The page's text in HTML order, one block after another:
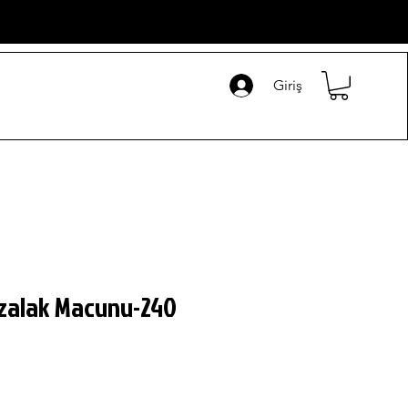
Giriş
Macunu-240